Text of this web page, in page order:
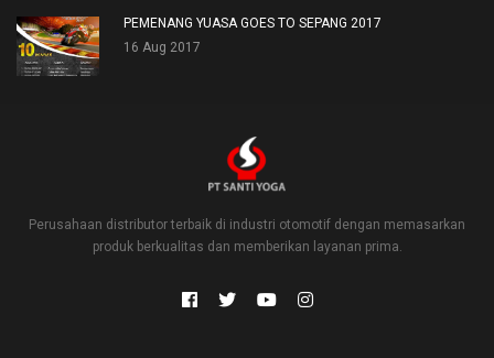
PEMENANG YUASA GOES TO SEPANG 2017
16 Aug 2017
Perusahaan distributor terbaik di industri otomotif dengan memasarkan
produk berkualitas dan memberikan layanan prima.